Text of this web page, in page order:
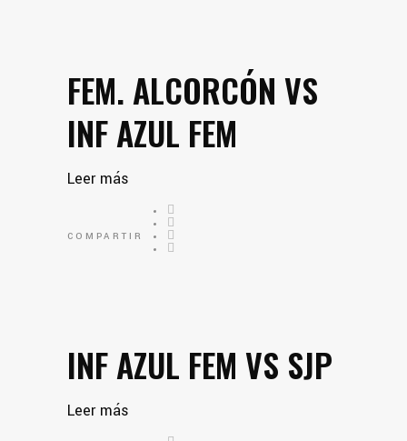
FEM. ALCORCÓN VS
INF AZUL FEM
Leer más
COMPARTIR
INF AZUL FEM VS SJP
Leer más